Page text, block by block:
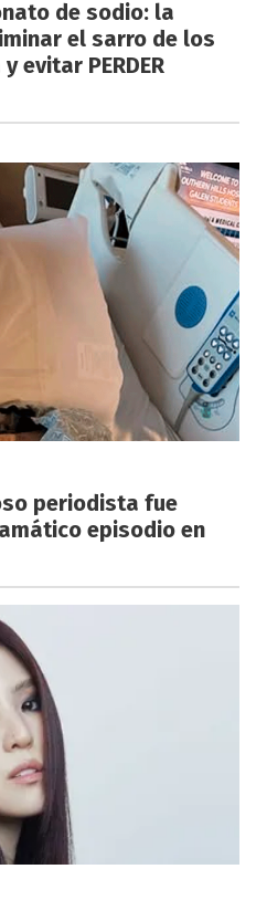
de sodio: la
el sarro de los
evitar PERDER
periodista fue
episodio en